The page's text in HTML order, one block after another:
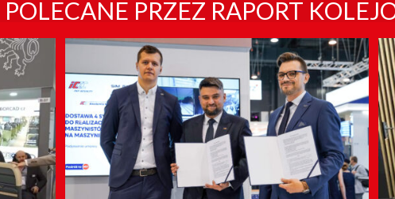
POLECANE PRZEZ RAPORT